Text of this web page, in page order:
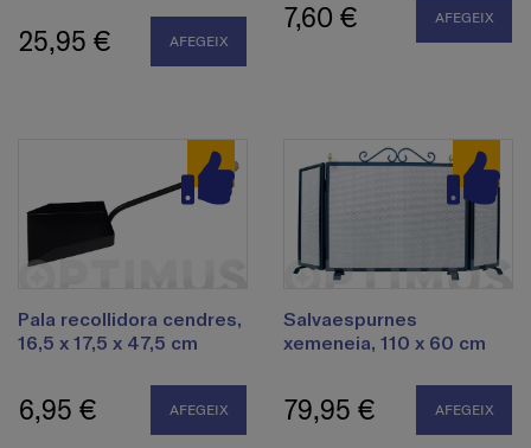
25,95 € AFEGEIX
7,60 € AFEGEIX
Pala recollidora cendres,
16,5 x 17,5 x 47,5 cm
6,95 € AFEGEIX
Salvaespurnes
xemeneia, 110 x 60 cm
79,95 € AFEGEIX